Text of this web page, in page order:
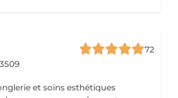
72
et soins esthétiques